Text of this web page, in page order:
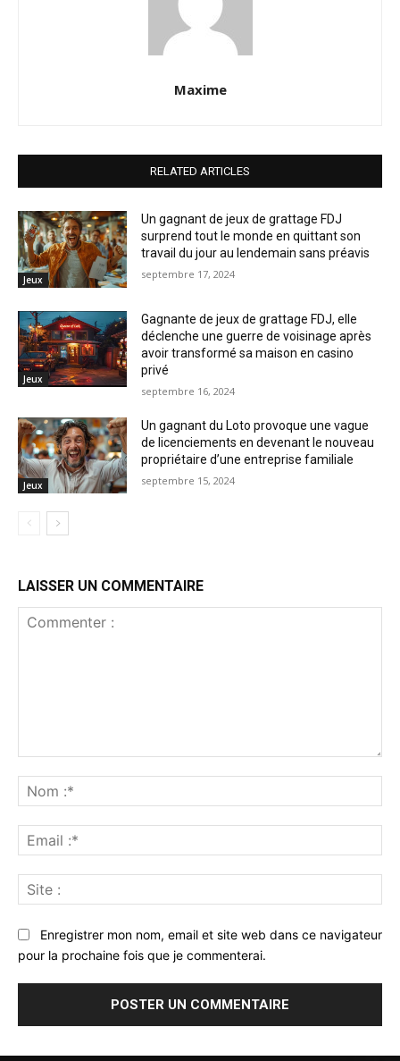
Maxime
RELATED ARTICLES
Jeux
Un gagnant de jeux de grattage FDJ
surprend tout le monde en quittant son
travail du jour au lendemain sans préavis
septembre 17, 2024
Jeux
Gagnante de jeux de grattage FDJ, elle
déclenche une guerre de voisinage après
avoir transformé sa maison en casino
privé
septembre 16, 2024
Jeux
Un gagnant du Loto provoque une vague
de licenciements en devenant le nouveau
propriétaire d’une entreprise familiale
septembre 15, 2024
LAISSER UN COMMENTAIRE
:*
:*
:
Enregistrer mon nom, email et site web dans ce navigateur
pour la prochaine fois que je commenterai.